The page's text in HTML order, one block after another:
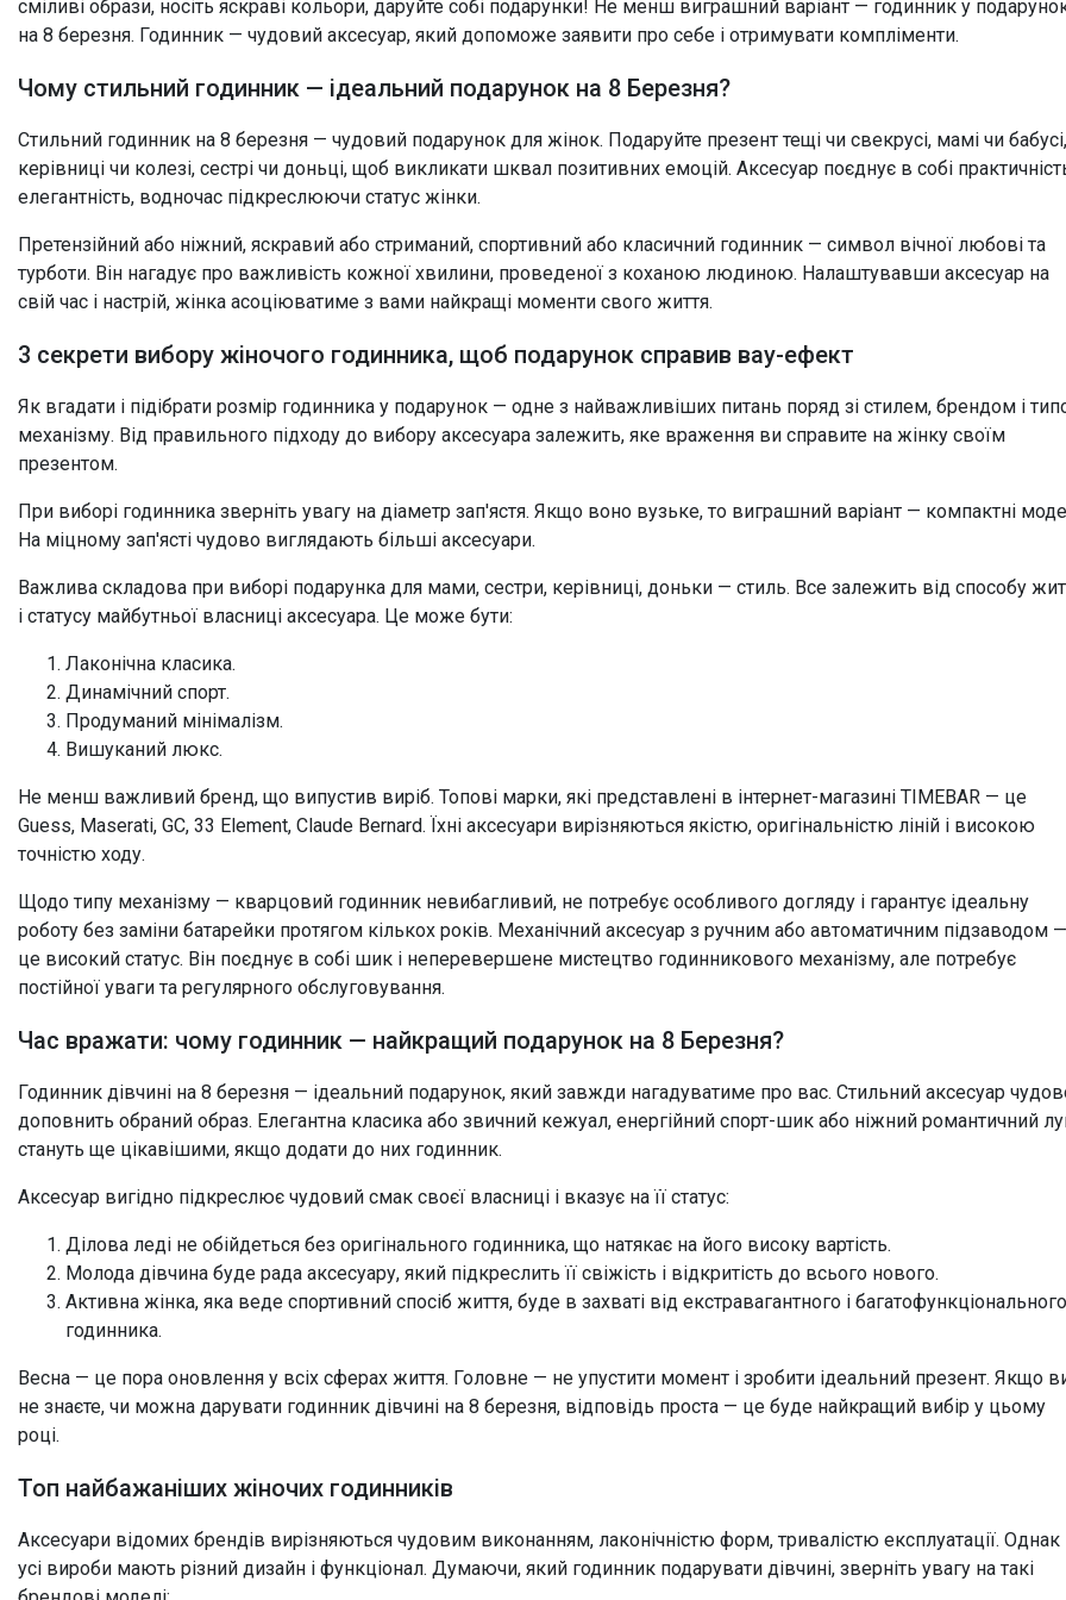
5 атм
10 атм
Браслет
5 атм
10 атм
20 атм
Браслет
сміливі образи, носіть яскраві кольори, даруйте собі подарунки! Не менш виграшний варіант — годинник у
на 8 березня. Годинник — чудовий аксесуар, який допоможе заявити про себе і отримувати компліменти.
Чому стильний годинник — ідеальний подарунок на 8 Березня?
Стильний годинник на 8 березня — чудовий подарунок для жінок. Подаруйте презент тещі чи свекрусі, мамі чи бабусі,
керівниці чи колезі, сестрі чи доньці, щоб викликати шквал позитивних емоцій. Аксесуар поєднує в собі
елегантність, водночас підкреслюючи статус жінки.
Претензійний або ніжний, яскравий або стриманий, спортивний або класичний годинник — символ вічної любові та
турботи. Він нагадує про важливість кожної хвилини, проведеної з коханою людиною. Налаштувавши аксесуар на
свій час і настрій, жінка асоціюватиме з вами найкращі моменти свого життя.
3 секрети вибору жіночого годинника, щоб подарунок справив вау-ефект
Як вгадати і підібрати розмір годинника у подарунок — одне з найважливіших питань поряд зі стилем, брендом і
механізму. Від правильного підходу до вибору аксесуара залежить, яке враження ви справите на жінку своїм
презентом.
При виборі годинника зверніть увагу на діаметр зап'ястя. Якщо воно вузьке, то виграшний варіант — компактні
На міцному зап'ясті чудово виглядають більші аксесуари.
Важлива складова при виборі подарунка для мами, сестри, керівниці, доньки — стиль. Все залежить від способу
і статусу майбутньої власниці аксесуара. Це може бути:
Лаконічна класика.
Динамічний спорт.
Продуманий мінімалізм.
Вишуканий люкс.
Не менш важливий бренд, що випустив виріб. Топові марки, які представлені в інтернет-магазині TIMEBAR — це
Guess, Maserati, GC, 33 Element, Claude Bernard. Їхні аксесуари вирізняються якістю, оригінальністю ліній і високою
точністю ходу.
Щодо типу механізму — кварцовий годинник невибагливий, не потребує особливого догляду і гарантує ідеальну
роботу без заміни батарейки протягом кількох років. Механічний аксесуар з ручним або автоматичним підзаводом —
це високий статус. Він поєднує в собі шик і неперевершене мистецтво годинникового механізму, але потребує
постійної уваги та регулярного обслуговування.
Час вражати: чому годинник — найкращий подарунок на 8 Березня?
Годинник дівчині на 8 березня — ідеальний подарунок, який завжди нагадуватиме про вас. Стильний аксесуар
доповнить обраний образ. Елегантна класика або звичний кежуал, енергійний спорт-шик або ніжний романтичний
стануть ще цікавішими, якщо додати до них годинник.
Аксесуар вигідно підкреслює чудовий смак своєї власниці і вказує на її статус:
Ділова леді не обійдеться без оригінального годинника, що натякає на його високу вартість.
Молода дівчина буде рада аксесуару, який підкреслить її свіжість і відкритість до всього нового.
Активна жінка, яка веде спортивний спосіб життя, буде в захваті від екстравагантного і багатофункціонального
годинника.
Весна — це пора оновлення у всіх сферах життя. Головне — не упустити момент і зробити ідеальний презент. Якщо
не знаєте, чи можна дарувати годинник дівчині на 8 березня, відповідь проста — це буде найкращий вибір у цьому
році.
Топ найбажаніших жіночих годинників
Аксесуари відомих брендів вирізняються чудовим виконанням, лаконічністю форм, тривалістю експлуатації. Однак
усі вироби мають різний дизайн і функціонал. Думаючи, який годинник подарувати дівчині, зверніть увагу на такі